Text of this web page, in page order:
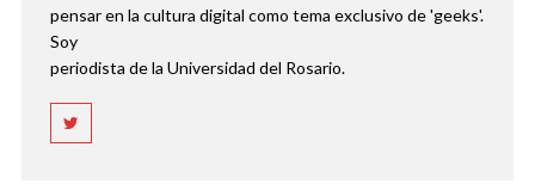
pensar en la cultura digital como tema exclusivo de 'geeks'.
Soy
periodista de la Universidad del Rosario.